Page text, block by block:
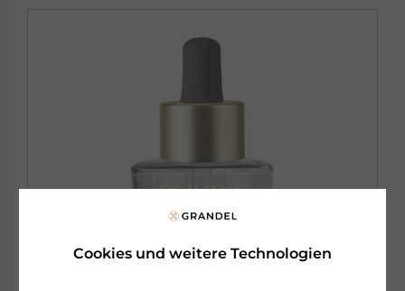
Cookies und weitere Technologien